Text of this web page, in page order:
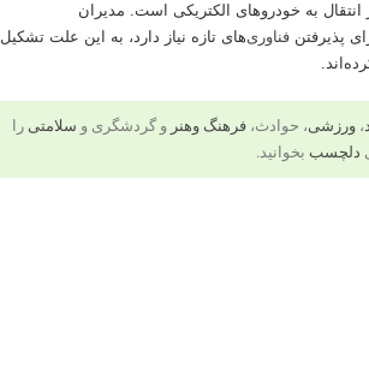
انتقال به خودروهای الکتریکی است. مدیران
پذیرفتنفناوری‌های تازه نیاز دارد، به این علت تشکیل
،ورزشی، حوادث،فرهنگ وهنر و گردشگری و سلامتی را
دلچسب بخوانید.